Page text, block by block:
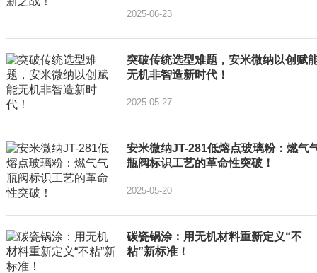
2025-06-23
突破传统选型难题，安米微纳以创赋
无机非智造新时代！
2025-05-27
安米微纳JT-281低熔点玻璃粉：燃气
瓶阀标识工艺的革命性突破！
2025-05-20
碳瓷锅涂：用无机材料重新定义“不
粘”新标准！